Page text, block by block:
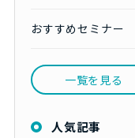
おすすめセミナー
一覧を見る
人気記事